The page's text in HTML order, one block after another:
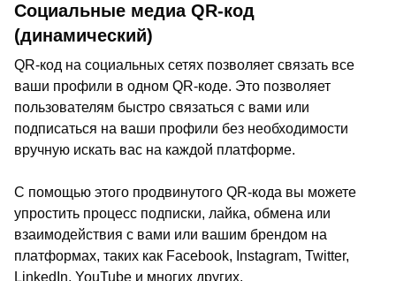
Социальные медиа QR-код
(динамический)
QR-код на социальных сетях позволяет связать все
ваши профили в одном QR-коде. Это позволяет
пользователям быстро связаться с вами или
подписаться на ваши профили без необходимости
вручную искать вас на каждой платформе.
С помощью этого продвинутого QR-кода вы можете
упростить процесс подписки, лайка, обмена или
взаимодействия с вами или вашим брендом на
платформах, таких как Facebook, Instagram, Twitter,
LinkedIn, YouTube и многих других.